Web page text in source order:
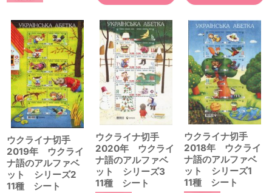
ウクライナ切手
2019年 ウクライ
ナ語のアルファベ
ット シリーズ2
11種 シート
ウクライナ切手
2020年 ウクライ
ナ語のアルファベ
ット シリーズ3
11種 シート
ウクライナ切手
2018年 ウクライ
ナ語のアルファベ
ット シリーズ1
11種 シート